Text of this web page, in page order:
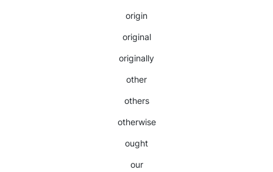
origin
original
originally
other
others
otherwise
ought
our